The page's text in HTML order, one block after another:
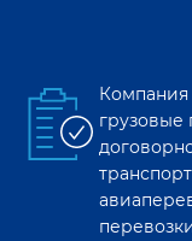
Компания
грузовые